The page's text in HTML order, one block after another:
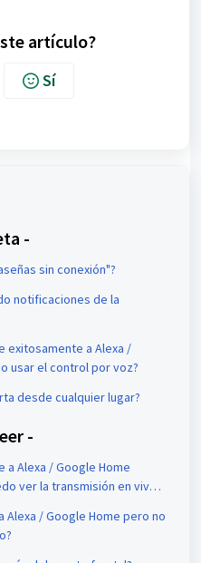
artículo?
Sí
-
sin conexión"?
notificaciones de la
exitosamente a Alexa /
usar el control por voz?
desde cualquier lugar?
-
a Alexa / Google Home
ver la transmisión en vivo
Alexa / Google Home pero no